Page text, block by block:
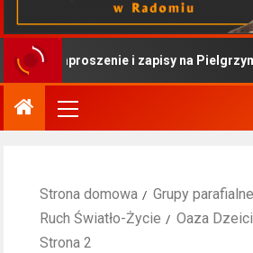
Zaproszenie i zapisy na
Strona domowa
Grupy parafialne
Ruch Światło-Życie
Oaza
Strona 2